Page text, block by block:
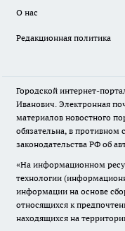
О нас
Редакционная политика
Городской интернет-
Иванович. Электронная
материалов новостного
обязательна, в
законодательства РФ об
«На информационном
технологии
информации на основе
относящихся к
находящихся на